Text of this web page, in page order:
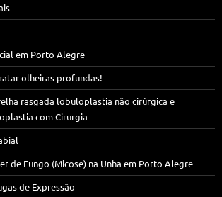
em Porto Alegre
olheiras profundas!
rasgada lobuloplastia não cirúrgica e
com Cirurgia
de Fungo (Micose) na Unha em Porto Alegre
de Expressão